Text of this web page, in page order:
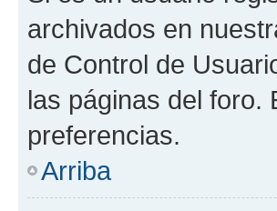
archivados en
de Control de
las páginas del foro.
preferencias.
Arriba